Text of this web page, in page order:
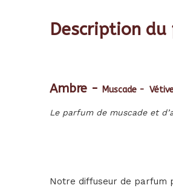
Description
Ambre - Muscade -
Le parfum de muscade et
Notre diffuseur de parfum